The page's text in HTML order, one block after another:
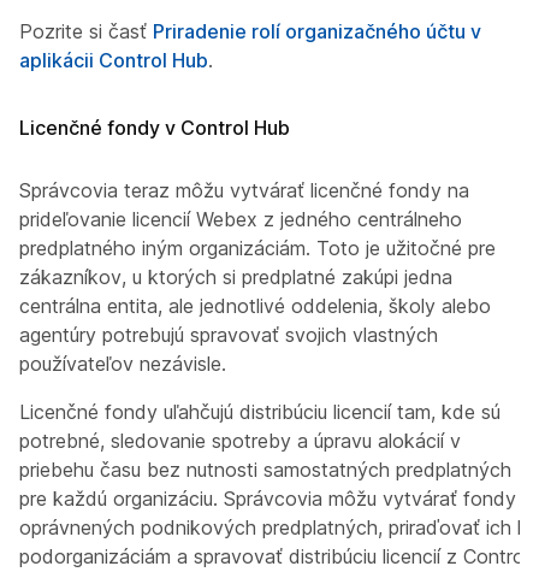
Pozrite si časť Priradenie rolí organizačného účtu v
aplikácii Control Hub.
Licenčné fondy v Control Hub
Správcovia teraz môžu vytvárať licenčné fondy na
prideľovanie licencií Webex z jedného centrálneho
predplatného iným organizáciám. Toto je užitočné pre
zákazníkov, u ktorých si predplatné zakúpi jedna
centrálna entita, ale jednotlivé oddelenia, školy alebo
agentúry potrebujú spravovať svojich vlastných
používateľov nezávisle.
Licenčné fondy uľahčujú distribúciu licencií tam, kde sú
potrebné, sledovanie spotreby a úpravu alokácií v
priebehu času bez nutnosti samostatných predplatných
pre každú organizáciu. Správcovia môžu vytvárať fondy z
oprávnených podnikových predplatných, priraďovať ich k
podorganizáciám a spravovať distribúciu licencií z Control